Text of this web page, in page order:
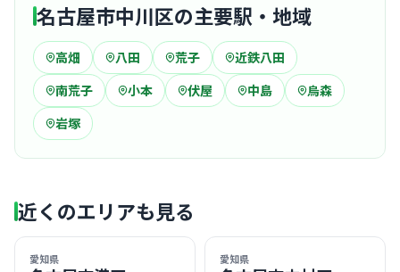
名古屋市中川区の主要駅・地域
高畑 八田 荒子
近鉄八田
南荒子
小本 伏屋 中島
烏森
岩塚
近くのエリアも見る
愛知県 愛知県